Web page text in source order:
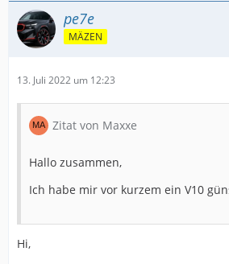
pe7e
MÄZEN
13. Juli 2022 um 12:23
Zitat von Maxxe
Hallo zusammen,
Ich habe mir vor kurzem ein V10
Hi,